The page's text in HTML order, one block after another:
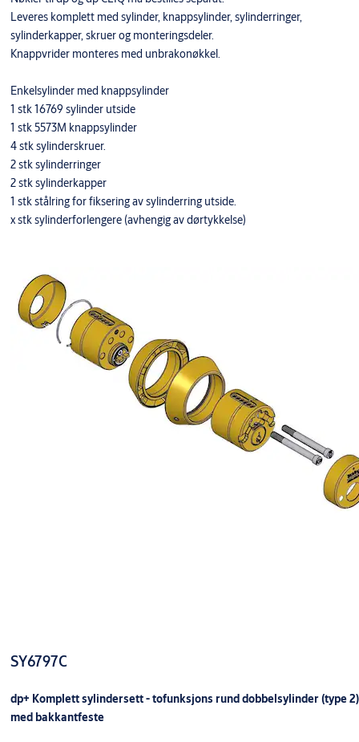
Leveres komplett med sylinder, knappsylinder, sylinderringer,
sylinderkapper, skruer og monteringsdeler.
Knappvrider monteres med unbrakonøkkel.
Enkelsylinder med knappsylinder
1 stk 16769 sylinder utside
1 stk 5573M knappsylinder
4 stk sylinderskruer.
2 stk sylinderringer
2 stk sylinderkapper
1 stk stålring for fiksering av sylinderring utside.
x stk sylinderforlengere (avhengig av dørtykkelse)
SY6797C
dp+ Komplett sylindersett - tofunksjons rund dobbelsylinder (type 2)
med bakkantfeste